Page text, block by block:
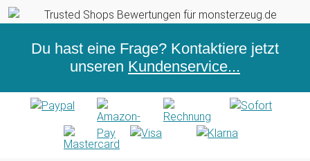
Du hast eine Frage? Kontaktiere jetzt
unseren Kundenservice...